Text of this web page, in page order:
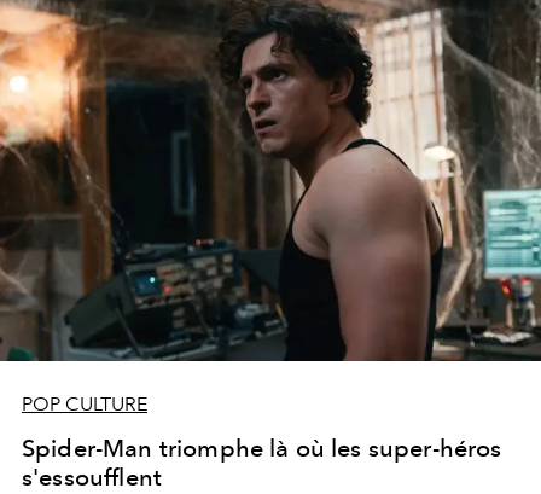
POP CULTURE
Spider-Man triomphe là où les super-héros
s'essoufflent